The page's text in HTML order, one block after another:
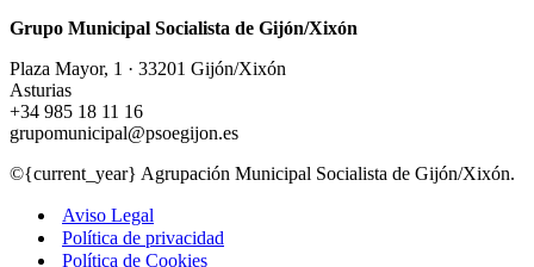
Grupo Municipal Socialista de Gijón/Xixón
Plaza Mayor, 1 · 33201 Gijón/Xixón
Asturias
+34 985 18 11 16
grupomunicipal@psoegijon.es
©{current_year} Agrupación Municipal Socialista de Gijón/Xixón.
Aviso Legal
Política de privacidad
Política de Cookies